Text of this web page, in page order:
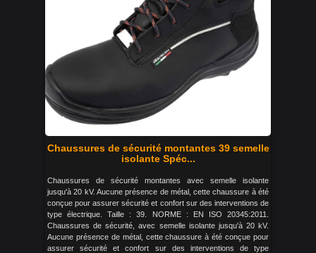
Chaussures de sécurité montantes 39 semelle
isolante Spéc...
Chaussures de sécurité montantes avec semelle isolante
jusqu'à 20 kV. Aucune présence de métal, cette chaussure à été
conçue pour assurer sécurité et confort sur des interventions de
type électrique. Taille : 39. NORME : EN ISO 20345:2011.
Chaussures de sécurité, avec semelle isolante jusqu'à 20 kV.
Aucune présence de métal, cette chaussure à été conçue pour
assurer sécurité et confort sur des interventions de type